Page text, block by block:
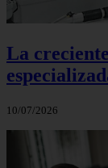
La
10/07/2026